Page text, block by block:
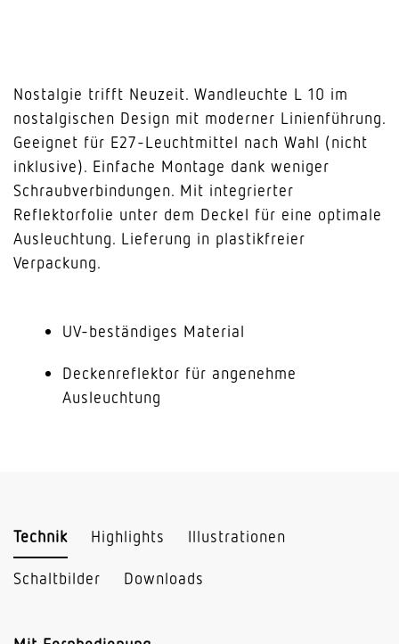
Nostalgie trifft Neuzeit. Wandleuchte L 10 im
nostalgischen Design mit moderner Linienführung.
Geeignet für E27-Leuchtmittel nach Wahl (nicht
inklusive). Einfache Montage dank weniger
Schraubverbindungen. Mit integrierter
Reflektorfolie unter dem Deckel für eine optimale
Ausleuchtung. Lieferung in plastikfreier
Verpackung.
UV-beständiges Material
Deckenreflektor für angenehme
Ausleuchtung
Technik Highlights Illustrationen
Schaltbilder Downloads